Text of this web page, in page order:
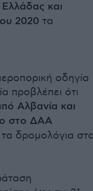
και
2020 τα
οδηγία
προβλέπει ότι
Αλβανία και
στο ΔΑΑ
δρομολόγια